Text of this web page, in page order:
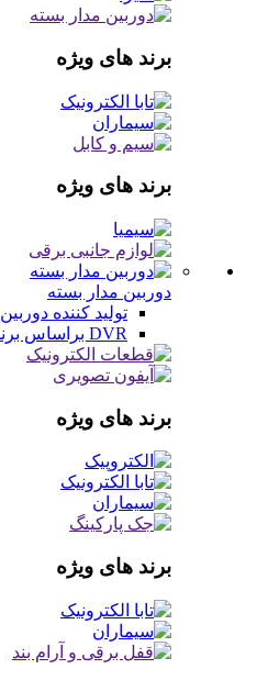
برند های ویژه
برند های ویژه
دوربین مدار بسته
تولید کننده دوربین
DVR براساس برند
برند های ویژه
برند های ویژه